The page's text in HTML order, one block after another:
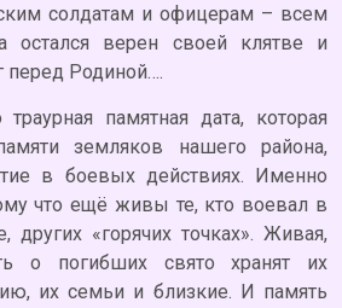
солдатам и офицерам – всем
остался верен своей клятве и
перед Родиной….
памятная дата, которая
земляков нашего района,
в боевых действиях. Именно
что ещё живы те, кто воевал в
других «горячих точках». Живая,
о погибших свято хранят их
их семьи и близкие. И память